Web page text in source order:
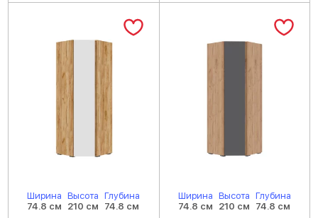
Ширина
74.8 см
Высота
210 см
Глубина
74.8 см
Ширина
74.8 см
Высота
210 см
Глубина
74.8 см